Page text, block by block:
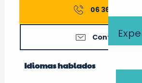
06 36 09 87
Contáctenos
Idiomas hablados
Idiomas hablados